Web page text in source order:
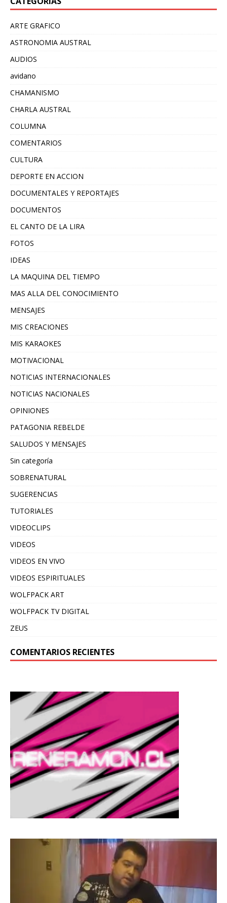
ARTE GRAFICO
ASTRONOMIA AUSTRAL
AUDIOS
avidano
CHAMANISMO
CHARLA AUSTRAL
COLUMNA
COMENTARIOS
CULTURA
DEPORTE EN ACCION
DOCUMENTALES Y REPORTAJES
DOCUMENTOS
EL CANTO DE LA LIRA
FOTOS
IDEAS
LA MAQUINA DEL TIEMPO
MAS ALLA DEL CONOCIMIENTO
MENSAJES
MIS CREACIONES
MIS KARAOKES
MOTIVACIONAL
NOTICIAS INTERNACIONALES
NOTICIAS NACIONALES
OPINIONES
PATAGONIA REBELDE
SALUDOS Y MENSAJES
Sin categoría
SOBRENATURAL
SUGERENCIAS
TUTORIALES
VIDEOCLIPS
VIDEOS
VIDEOS EN VIVO
VIDEOS ESPIRITUALES
WOLFPACK ART
WOLFPACK TV DIGITAL
ZEUS
COMENTARIOS RECIENTES